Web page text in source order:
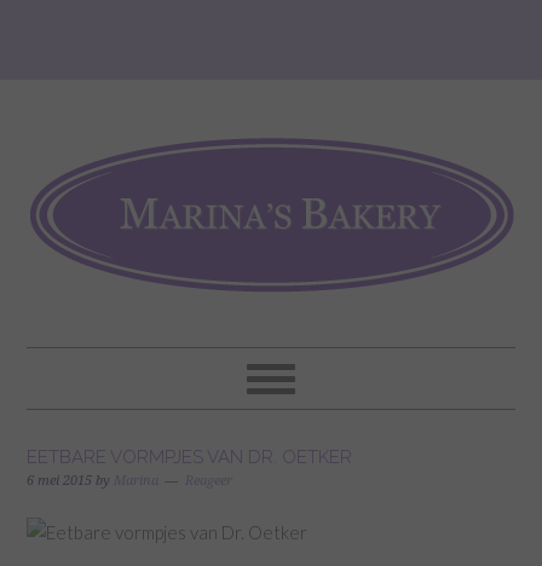
EETBARE VORMPJES VAN DR. OETKER
6 mei 2015 by Marina Reageer